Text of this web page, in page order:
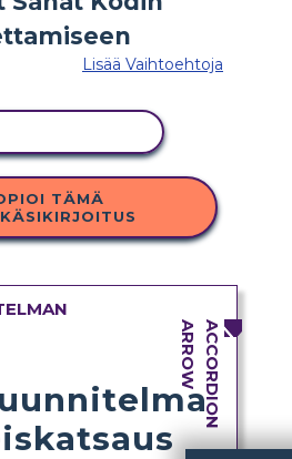
Lisää Vaihtoehtoja
TÄMÄ